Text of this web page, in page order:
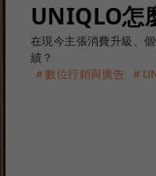
UNIQLO怎
在現今主張消費升級、
績？
＃數位行銷與廣告
＃